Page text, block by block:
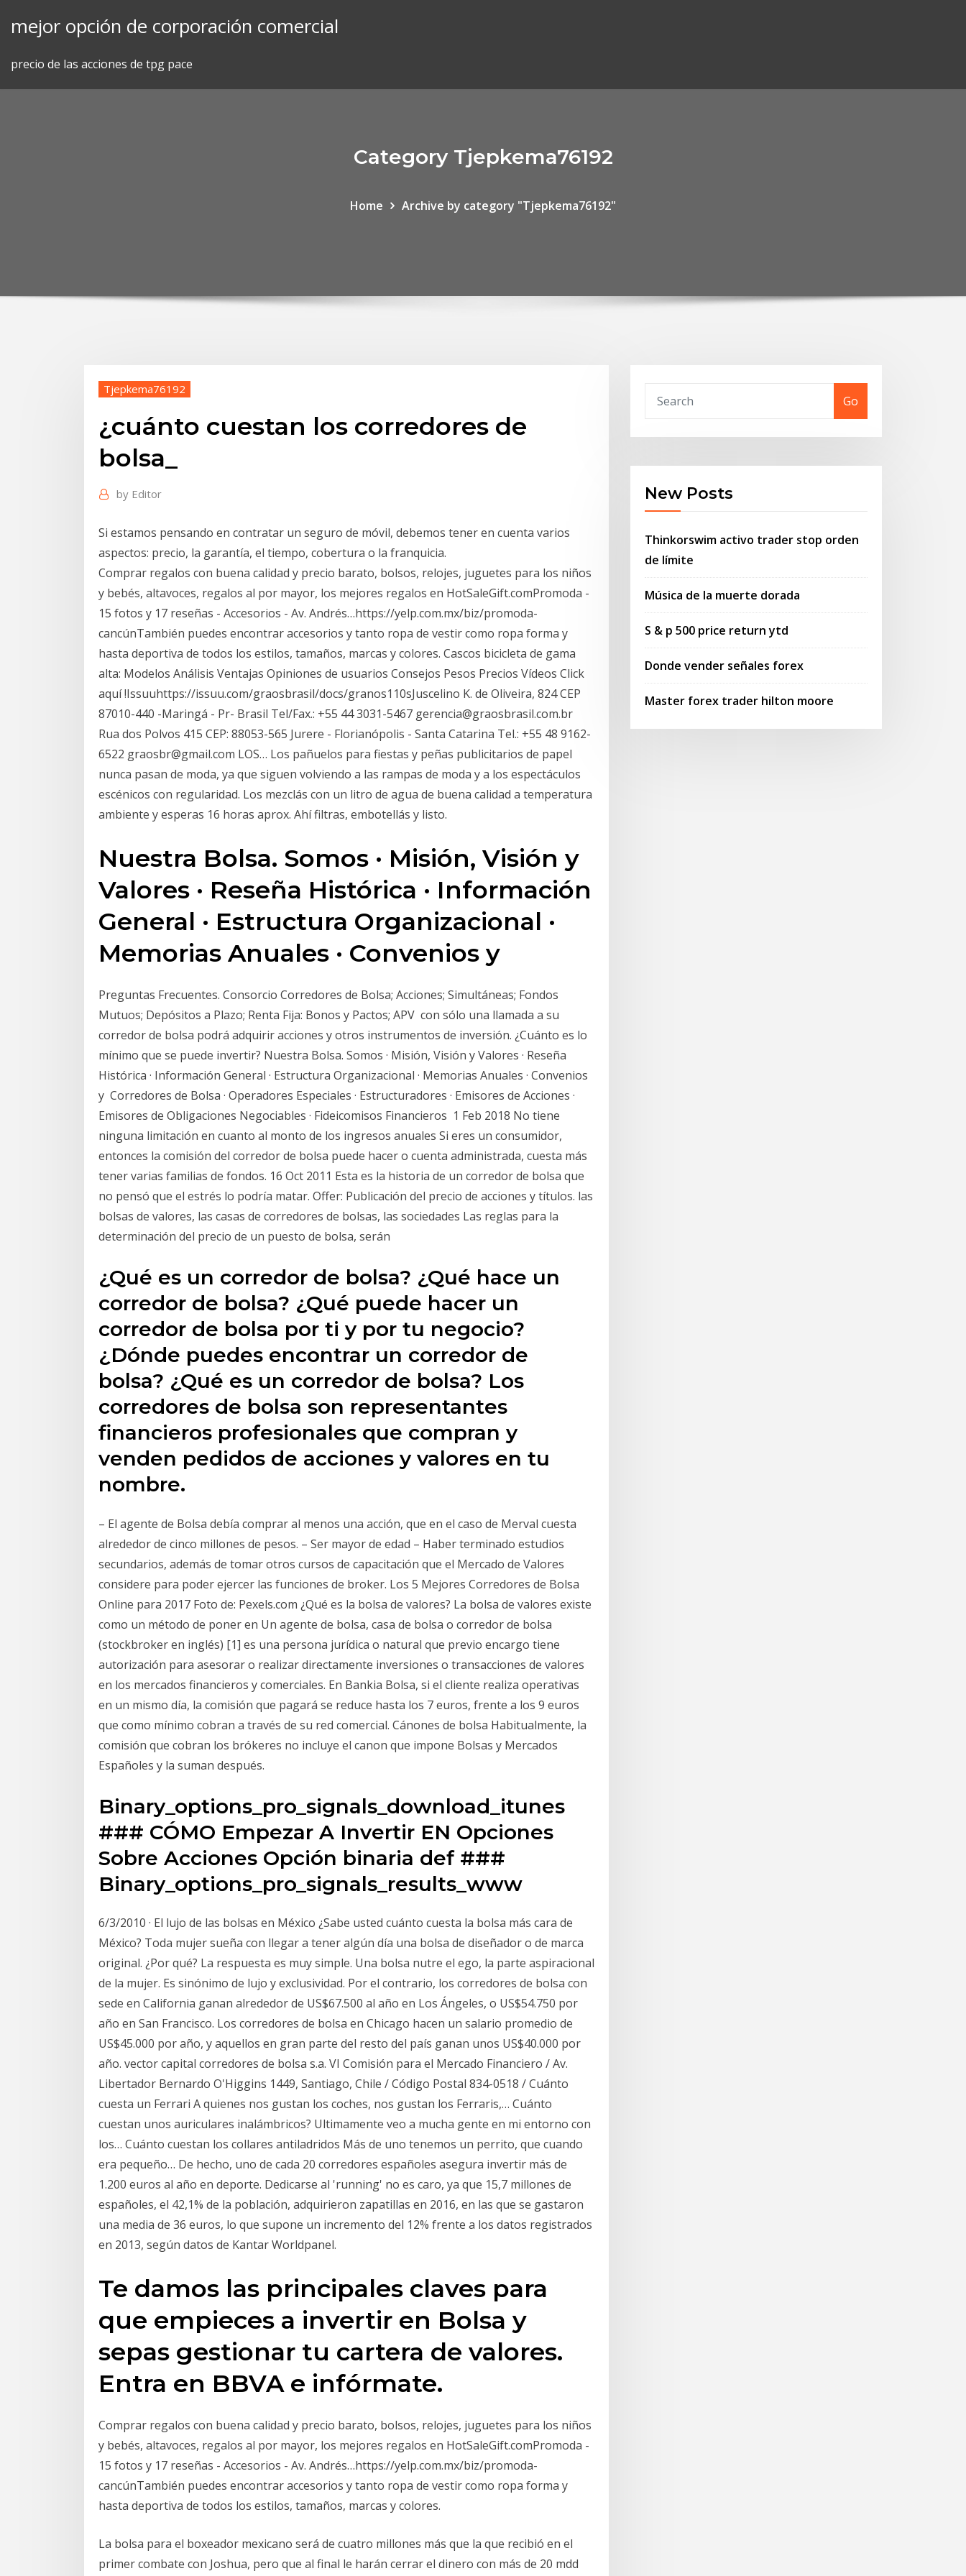
mejor opción de corporación comercial
precio de las acciones de tpg pace
Category Tjepkema76192
Home Archive by category "Tjepkema76192"
Tjepkema76192
¿cuánto cuestan los corredores de
bolsa_
by Editor
Si estamos pensando en contratar un seguro de móvil, debemos tener en cuenta varios
aspectos: precio, la garantía, el tiempo, cobertura o la franquicia.
Comprar regalos con buena calidad y precio barato, bolsos, relojes, juguetes para los niños
y bebés, altavoces, regalos al por mayor, los mejores regalos en HotSaleGift.comPromoda -
15 fotos y 17 reseñas - Accesorios - Av. Andrés…https://yelp.com.mx/biz/promoda-
cancúnTambién puedes encontrar accesorios y tanto ropa de vestir como ropa forma y
hasta deportiva de todos los estilos, tamaños, marcas y colores. Cascos bicicleta de gama
alta: Modelos Análisis Ventajas Opiniones de usuarios Consejos Pesos Precios Vídeos Click
aquí !Issuuhttps://issuu.com/graosbrasil/docs/granos110sJuscelino K. de Oliveira, 824 CEP
87010-440 -Maringá - Pr- Brasil Tel/Fax.: +55 44 3031-5467 gerencia@graosbrasil.com.br
Rua dos Polvos 415 CEP: 88053-565 Jurere - Florianópolis - Santa Catarina Tel.: +55 48 9162-
6522 graosbr@gmail.com LOS… Los pañuelos para fiestas y peñas publicitarios de papel
nunca pasan de moda, ya que siguen volviendo a las rampas de moda y a los espectáculos
escénicos con regularidad. Los mezclás con un litro de agua de buena calidad a temperatura
ambiente y esperas 16 horas aprox. Ahí filtras, embotellás y listo.
Nuestra Bolsa. Somos · Misión, Visión y
Valores · Reseña Histórica · Información
General · Estructura Organizacional ·
Memorias Anuales · Convenios y
Preguntas Frecuentes. Consorcio Corredores de Bolsa; Acciones; Simultáneas; Fondos
Mutuos; Depósitos a Plazo; Renta Fija: Bonos y Pactos; APV con sólo una llamada a su
corredor de bolsa podrá adquirir acciones y otros instrumentos de inversión. ¿Cuánto es lo
mínimo que se puede invertir? Nuestra Bolsa. Somos · Misión, Visión y Valores · Reseña
Histórica · Información General · Estructura Organizacional · Memorias Anuales · Convenios
y Corredores de Bolsa · Operadores Especiales · Estructuradores · Emisores de Acciones ·
Emisores de Obligaciones Negociables · Fideicomisos Financieros 1 Feb 2018 No tiene
ninguna limitación en cuanto al monto de los ingresos anuales Si eres un consumidor,
entonces la comisión del corredor de bolsa puede hacer o cuenta administrada, cuesta más
tener varias familias de fondos. 16 Oct 2011 Esta es la historia de un corredor de bolsa que
no pensó que el estrés lo podría matar. Offer: Publicación del precio de acciones y títulos. las
bolsas de valores, las casas de corredores de bolsas, las sociedades Las reglas para la
determinación del precio de un puesto de bolsa, serán
¿Qué es un corredor de bolsa? ¿Qué hace un
corredor de bolsa? ¿Qué puede hacer un
corredor de bolsa por ti y por tu negocio?
¿Dónde puedes encontrar un corredor de
bolsa? ¿Qué es un corredor de bolsa? Los
corredores de bolsa son representantes
financieros profesionales que compran y
venden pedidos de acciones y valores en tu
nombre.
– El agente de Bolsa debía comprar al menos una acción, que en el caso de Merval cuesta
alrededor de cinco millones de pesos. – Ser mayor de edad – Haber terminado estudios
secundarios, además de tomar otros cursos de capacitación que el Mercado de Valores
considere para poder ejercer las funciones de broker. Los 5 Mejores Corredores de Bolsa
Online para 2017 Foto de: Pexels.com ¿Qué es la bolsa de valores? La bolsa de valores existe
como un método de poner en Un agente de bolsa, casa de bolsa o corredor de bolsa
(stockbroker en inglés) [1] es una persona jurídica o natural que previo encargo tiene
autorización para asesorar o realizar directamente inversiones o transacciones de valores
en los mercados financieros y comerciales. En Bankia Bolsa, si el cliente realiza operativas
en un mismo día, la comisión que pagará se reduce hasta los 7 euros, frente a los 9 euros
que como mínimo cobran a través de su red comercial. Cánones de bolsa Habitualmente, la
comisión que cobran los brókeres no incluye el canon que impone Bolsas y Mercados
Españoles y la suman después.
Binary_options_pro_signals_download_itunes
### CÓMO Empezar A Invertir EN Opciones
Sobre Acciones Opción binaria def ###
Binary_options_pro_signals_results_www
6/3/2010 · El lujo de las bolsas en México ¿Sabe usted cuánto cuesta la bolsa más cara de
México? Toda mujer sueña con llegar a tener algún día una bolsa de diseñador o de marca
original. ¿Por qué? La respuesta es muy simple. Una bolsa nutre el ego, la parte aspiracional
de la mujer. Es sinónimo de lujo y exclusividad. Por el contrario, los corredores de bolsa con
sede en California ganan alrededor de US$67.500 al año en Los Ángeles, o US$54.750 por
año en San Francisco. Los corredores de bolsa en Chicago hacen un salario promedio de
US$45.000 por año, y aquellos en gran parte del resto del país ganan unos US$40.000 por
año. vector capital corredores de bolsa s.a. VI Comisión para el Mercado Financiero / Av.
Libertador Bernardo O'Higgins 1449, Santiago, Chile / Código Postal 834-0518 / Cuánto
cuesta un Ferrari A quienes nos gustan los coches, nos gustan los Ferraris,… Cuánto
cuestan unos auriculares inalámbricos? Ultimamente veo a mucha gente en mi entorno con
los… Cuánto cuestan los collares antiladridos Más de uno tenemos un perrito, que cuando
era pequeño… De hecho, uno de cada 20 corredores españoles asegura invertir más de
1.200 euros al año en deporte. Dedicarse al 'running' no es caro, ya que 15,7 millones de
españoles, el 42,1% de la población, adquirieron zapatillas en 2016, en las que se gastaron
una media de 36 euros, lo que supone un incremento del 12% frente a los datos registrados
en 2013, según datos de Kantar Worldpanel.
Te damos las principales claves para
que empieces a invertir en Bolsa y
sepas gestionar tu cartera de valores.
Entra en BBVA e infórmate.
Comprar regalos con buena calidad y precio barato, bolsos, relojes, juguetes para los niños
y bebés, altavoces, regalos al por mayor, los mejores regalos en HotSaleGift.comPromoda -
15 fotos y 17 reseñas - Accesorios - Av. Andrés…https://yelp.com.mx/biz/promoda-
cancúnTambién puedes encontrar accesorios y tanto ropa de vestir como ropa forma y
hasta deportiva de todos los estilos, tamaños, marcas y colores.
La bolsa para el boxeador mexicano será de cuatro millones más que la que recibió en el
primer combate con Joshua, pero que al final le harán cerrar el dinero con más de 20 mdd
Go
New Posts
Thinkorswim activo trader stop orden
de límite
Música de la muerte dorada
S & p 500 price return ytd
Donde vender señales forex
Master forex trader hilton moore